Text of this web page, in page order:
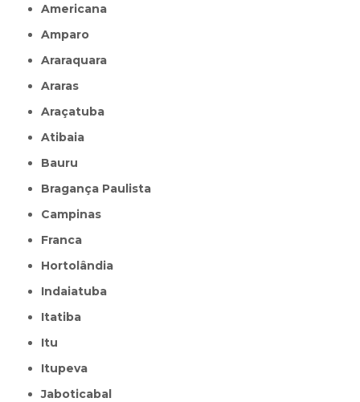
Americana
Amparo
Araraquara
Araras
Araçatuba
Atibaia
Bauru
Bragança Paulista
Campinas
Franca
Hortolândia
Indaiatuba
Itatiba
Itu
Itupeva
Jaboticabal